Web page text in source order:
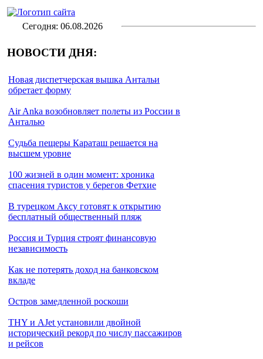
Сегодня: 06.08.2026
НОВОСТИ ДНЯ:
Новая диспетчерская вышка Антальи
обретает форму
Air Anka возобновляет полеты из России в
Анталью
Cудьба пещеры Караташ решается на
высшем уровне
100 жизней в один момент: хроника
спасения туристов у берегов Фетхие
В турецком Аксу готовят к открытию
бесплатный общественный пляж
Россия и Турция строят финансовую
независимость
Как не потерять доход на банковском
вкладе
Остров замедленной роскоши
THY и AJet установили двойной
исторический рекорд по числу пассажиров
и рейсов